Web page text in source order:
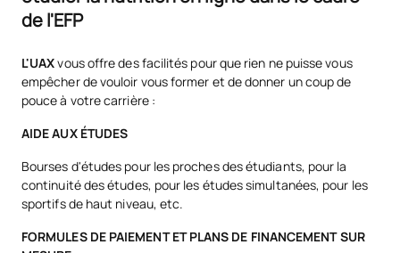
de l'EFP
L'UAXvous offre des facilités pour que rien ne puisse vous
empêcher de vouloir vous former et de donner un coup de
pouce à votre carrière :
AIDE AUX ÉTUDES
Bourses d'études pour les proches des étudiants, pour la
continuité des études, pour les études simultanées, pour les
sportifs de haut niveau, etc.
FORMULES DE PAIEMENT ET PLANS DE FINANCEMENT SUR